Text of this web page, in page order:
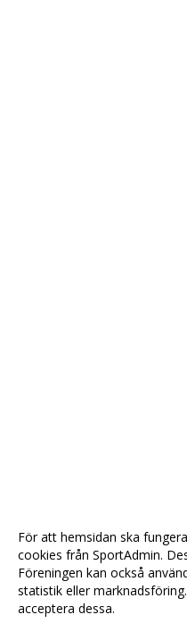
För att hemsidan ska
cookies från SportAdmin.
Föreningen kan också
statistik eller
acceptera dessa.